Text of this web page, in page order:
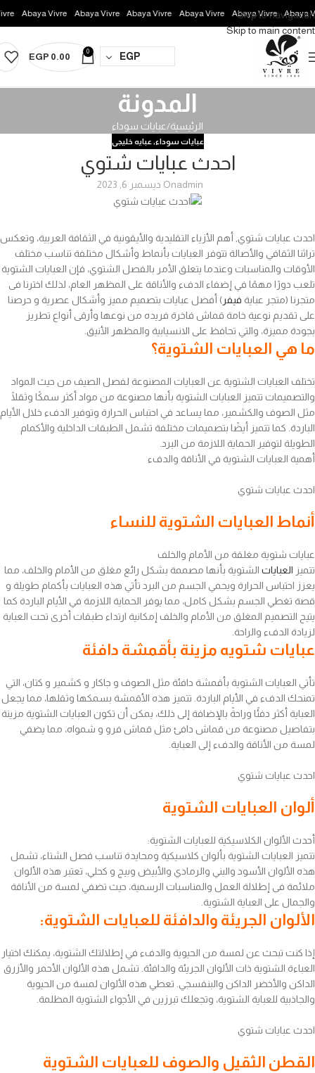
Skip to navigation
Skip to main content
Abaya Vivre Abaya Vivre Abaya Vivre Abaya Vivre Abaya Vivre Abaya
EGP
0
EGP 0.00
المدونة
الرئيسية عبايات سوداء
عبايات سوداء, عبايه خليجى
احدث عبايات شتوي
adminOn ديسمبر 6, 2023
احدث عبايات شتوي, أهم الأزياء التقليدية والأيقونية في الثقافة العربية، وتعكس
تراثنا الثقافي والأصالة تتوفر العبايات بأنماط وأشكال مختلفة تناسب مختلف
الأوقات والمناسبات وعندما يتعلق الأمر بالفصل الشتوي، فإن العبايات الشتوية
تلعب دورًا مهمًا في إضفاء الدفء والأناقة على المظهر العام، لذلك اخترنا فى
متجرنا (متجر عباية فيفر) أفضل عبايات بتصميم مميز وأشكال عصرية و حرصنا
على تقديم نوعية خامة قماش فاخرة فريده من نوعها وأرقى أنواع تطريز
بجودة مميزة، والتي تحافظ على الانسيابية والمظهر الأنيق.
ما هي العبايات الشتوية؟
تختلف العبايات الشتوية عن العبايات المصنوعة لفصل الصيف من حيث المواد
والتصميمات تتميز العبايات الشتوية بأنها مصنوعة من مواد أكثر سمكًا وثقلًا
مثل الصوف والكشمير، مما يساعد في احتباس الحرارة وتوفير الدفء خلال الأيام
الباردة. كما تتميز أيضًا بتصميمات مختلفة تشمل الطبقات الداخلية والأكمام
الطويلة لتوفير الحماية اللازمة من البرد.
أهمية العبايات الشتوية في الأناقة والدفء
احدث عبايات شتوي
أنماط العبايات الشتوية للنساء
عبايات شتوية مغلقة من الأمام والخلف
تتميز العبايات الشتوية بأنها مصممة بشكل رائع مغلق من الأمام والخلف، مما
يعزز احتباس الحرارة ويحمي الجسم من البرد تأتي هذه العبايات بأكمام طويلة و
قصة تغطي الجسم بشكل كامل، مما يوفر الحماية اللازمة في الأيام الباردة كما
يتيح التصميم المغلق من الأمام والخلف إمكانية ارتداء طبقات أخرى تحت العباية
لزيادة الدفء والراحة.
عبايات شتويه مزينة بأقمشة دافئة
تأتي العبايات الشتوية بأقمشة دافئة مثل الصوف و جاكار و كشمير و كتان، التي
تمنحك الدفء في الأيام الباردة. تتميز هذه الأقمشة بسمكها وثقلها، مما يجعل
العباية أكثر دفئًا وراحةً بالإضافة إلى ذلك، يمكن أن تكون العبايات الشتوية مزينة
بتفاصيل مصنوعة من قماش دافئ مثل قماش فرو و شمواه، مما يضفي
لمسة من الأناقة والدفء إلى العباية.
احدث عبايات شتوي
ألوان العبايات الشتوية
أحدث الألوان الكلاسيكية للعبايات الشتوية:
تتميز العبايات الشتوية بألوان كلاسيكية ومحايدة تناسب فصل الشتاء، تشمل
هذه الألوان الأسود والبني والرمادي والأبيض وبيج و كحلي، تعتبر هذه الألوان
ملائمة فى إطلالة العمل والمناسبات الرسمية، حيث تضفي لمسة من الأناقة
والجمال على العباية الشتوية.
الألوان الجريئة والدافئة للعبايات الشتوية:
إذا كنت تبحث عن لمسة من الحيوية والدفء في إطلالتك الشتوية، يمكنك اختيار
العباءة الشتوية ذات الألوان الجريئة والدافئة. تشمل هذه الألوان الأحمر والأزرق
الداكن والأخضر الداكن والبنفسجي. تعطي هذه الألوان لمسة من الحيوية
والجاذبية للعباية الشتوية، وتجعلك تبرزين في الأجواء الشتوية المظلمة.
احدث عبايات شتوي
القطن الثقيل والصوف للعبايات الشتوية